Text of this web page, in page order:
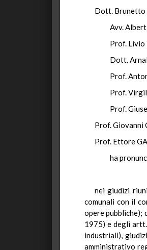
Dott. Brunetto
Avv.
Prof. Livio
Dott.
Prof.
Prof.
Prof.
Prof. Giovanni
Prof. Ettore
ha
nei giudizi
comunali con il
opere pubbliche);
1975) e degli
industriali),
amministrativo